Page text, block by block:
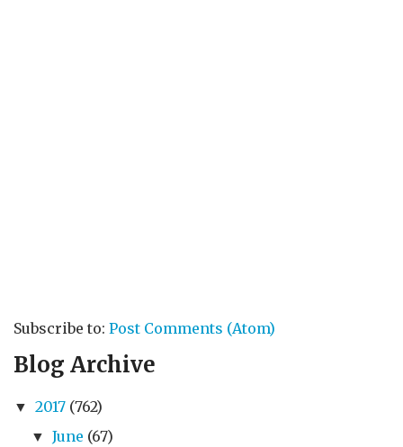
Subscribe to: Post Comments (Atom)
Blog Archive
▼ 2017 (762)
▼ June (67)